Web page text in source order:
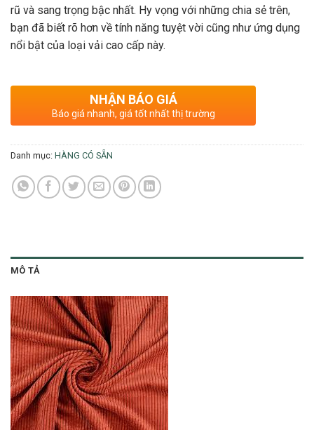
rũ và sang trọng bậc nhất. Hy vọng với những chia sẻ trên,
bạn đã biết rõ hơn về tính năng tuyệt vời cũng như ứng dụng
nổi bật của loại vải cao cấp này.
NHẬN BÁO GIÁ
Báo giá nhanh, giá tốt nhất thị trường
Danh mục: HÀNG CÓ SẴN
MÔ TẢ